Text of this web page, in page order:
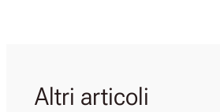
Altri articoli